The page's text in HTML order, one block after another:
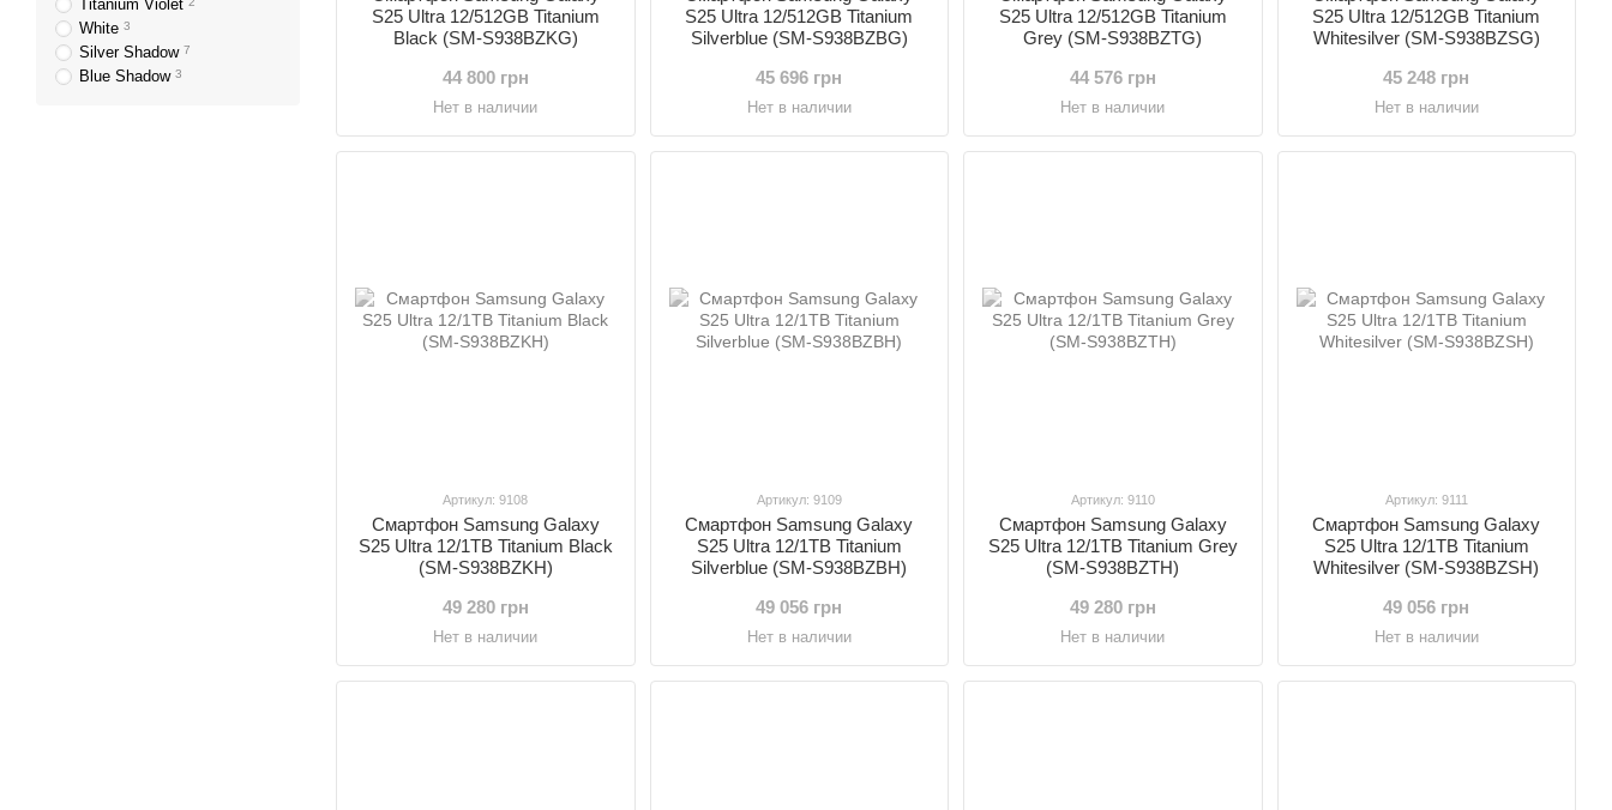
S25 Ultra 12/512GB Titanium
Black (SM-S938BZKG)
44 800 грн
Нет в наличии
S25 Ultra 12/512GB Titanium
Silverblue (SM-S938BZBG)
45 696 грн
Нет в наличии
S25 Ultra 12/512GB Titanium
Grey (SM-S938BZTG)
44 576 грн
Нет в наличии
S25 Ultra 12/512GB Titanium
Whitesilver (SM-S938BZSG)
45 248 грн
Нет в наличии
Артикул: 9108
Смартфон Samsung Galaxy
S25 Ultra 12/1TB Titanium Black
(SM-S938BZKH)
49 280 грн
Нет в наличии
Артикул: 9109
Смартфон Samsung Galaxy
S25 Ultra 12/1TB Titanium
Silverblue (SM-S938BZBH)
49 056 грн
Нет в наличии
Артикул: 9110
Смартфон Samsung Galaxy
S25 Ultra 12/1TB Titanium Grey
(SM-S938BZTH)
49 280 грн
Нет в наличии
Артикул: 9111
Смартфон Samsung Galaxy
S25 Ultra 12/1TB Titanium
Whitesilver (SM-S938BZSH)
49 056 грн
Нет в наличии
Titanium Violet
White 3
Silver Shadow 7
Blue Shadow 3